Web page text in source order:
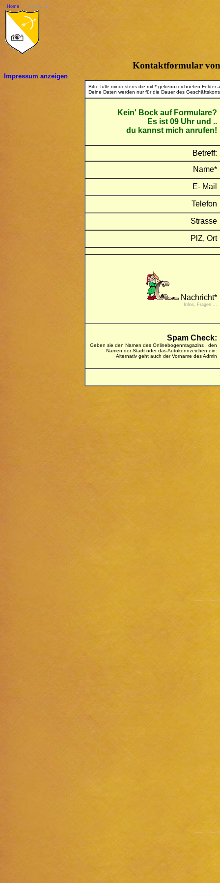
Home | Zurück zu
Kontaktformular von
Impressum anzeigen
Bitte fülle mindestens die mit * gekennzeichneten Felder
Deine Daten werden nur für die Dauer des
Kein' Bock auf Formulare?
Es ist 09 Uhr und ..
du kannst mich anrufen!
Betreff:
Name*
E- Mail
Telefon
Strasse
PlZ, Ort
Nachricht*
Infos, Fragen ...
Spam Check:
Geben sie den Namen des Onlinebogenmagazins , den
Namen der Stadt oder das Autokennzeichen ein:
Alternativ geht auch der Vorname des Admin